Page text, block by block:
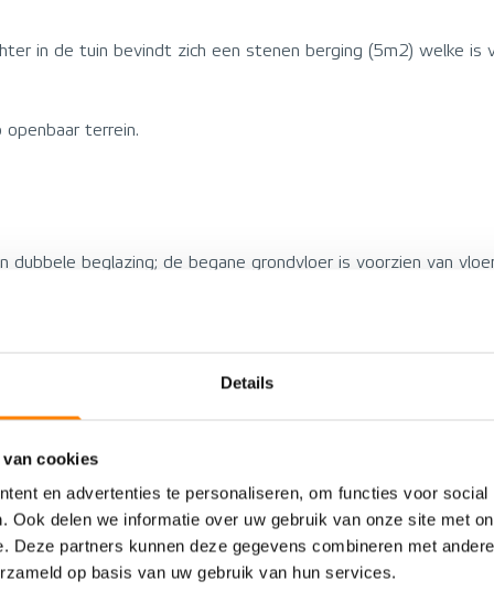
Details
cookies
en advertenties te personaliseren, om functies voor
Ook delen we informatie over uw gebruik van onze site met
Deze partners kunnen deze gegevens combineren met
op basis van uw gebruik van hun services.
in de tuin bevindt zich een stenen berging (5m2) welke is
terrein.
beglazing; de begane grondvloer is voorzien van
Woonhuis
Eengezinswoning
Tussenwoning
Energielabel
Voorzieningen